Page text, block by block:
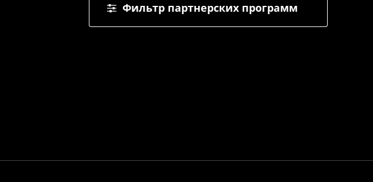
Фильтр партнерских программ